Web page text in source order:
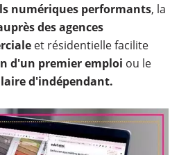
numériques performants, la
des agences
et résidentielle facilite
d'un premier emploi ou le
d'indépendant.